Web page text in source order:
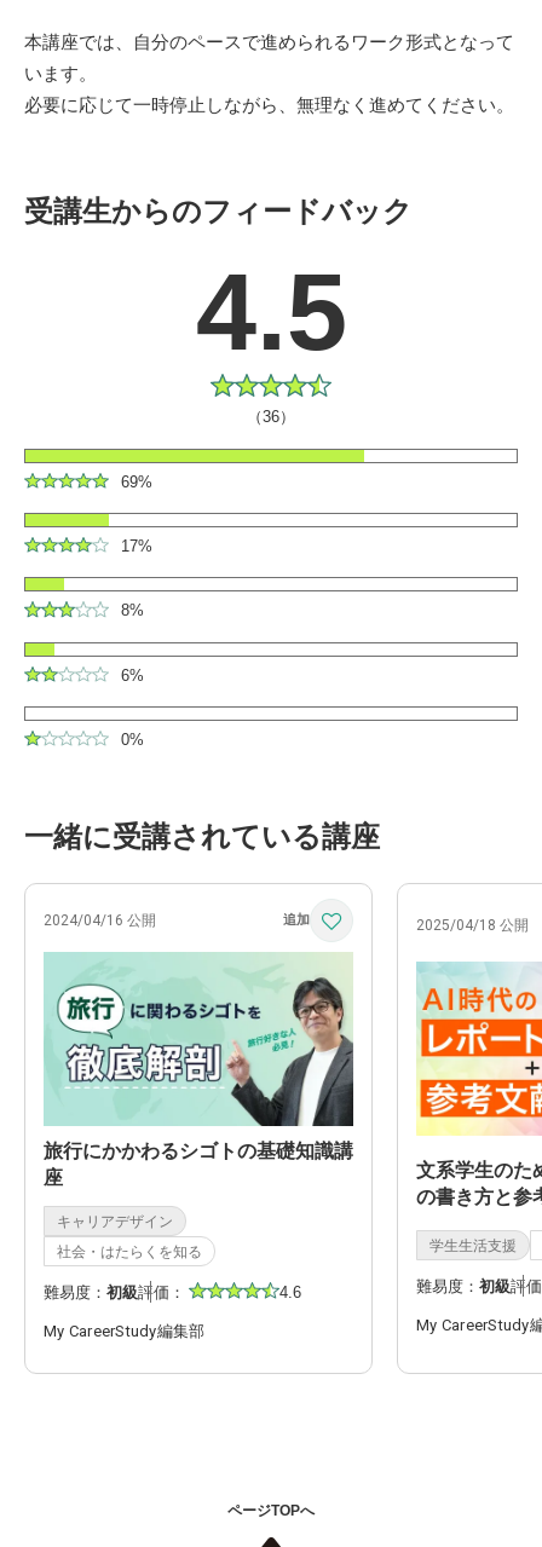
本講座では、自分のペースで進められるワーク形式となって
います。
必要に応じて一時停止しながら、無理なく進めてください。
受講生からのフィードバック
4.5
（36）
69%
17%
8%
6%
0%
一緒に受講されている講座
2024/04/16 公開
旅行にかかわるシゴトの基礎知識講
座
キャリアデザイン
社会・はたらくを知る
難易度： 初級評価： 4.6
My CareerStudy編集部
2025/04/18 公開
文系学生のた
の書き方と参
学生生活支援
難易度： 初級評
My CareerStudy
ページTOPへ